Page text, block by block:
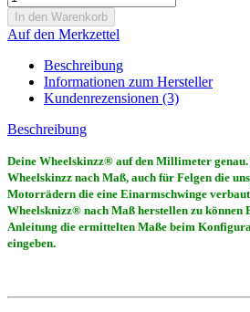
Auf den Merkzettel
Beschreibung
Informationen zum Hersteller
Kundenrezensionen (3)
Beschreibung
Deine Wheelskinzz® auf den Millimeter
Wheelskinzz nach Maß, auch für Felgen die
Motorrädern die eine Einarmschwinge verbaut
Wheelsknizz® nach Maß herstellen zu können
Anleitung die ermittelten Maße beim
eingeben.